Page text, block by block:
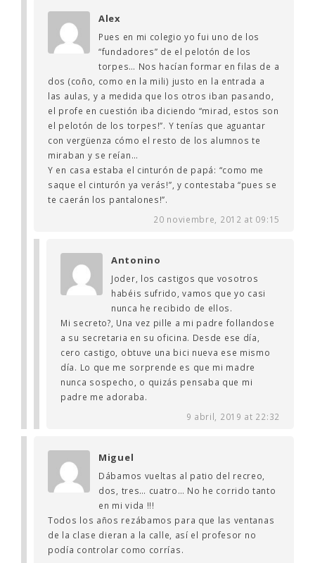
Alex
Pues en mi colegio yo fui uno de los
“fundadores” de el pelotón de los
torpes… Nos hacían formar en filas de a
dos (coño, como en la mili) justo en la entrada a
las aulas, y a medida que los otros iban pasando,
el profe en cuestión iba diciendo “mirad, estos son
el pelotón de los torpes!”. Y tenías que aguantar
con vergüenza cómo el resto de los alumnos te
miraban y se reían…
Y en casa estaba el cinturón de papá: “como me
saque el cinturón ya verás!”, y contestaba “pues se
te caerán los pantalones!”.
20 noviembre, 2012 at 09:15
Antonino
Joder, los castigos que vosotros
habéis sufrido, vamos que yo casi
nunca he recibido de ellos.
Mi secreto?, Una vez pille a mi padre follandose
a su secretaria en su oficina. Desde ese día,
cero castigo, obtuve una bici nueva ese mismo
día. Lo que me sorprende es que mi madre
nunca sospecho, o quizás pensaba que mi
padre me adoraba.
9 abril, 2019 at 22:32
Miguel
Dábamos vueltas al patio del recreo,
dos, tres… cuatro… No he corrido tanto
en mi vida !!!
Todos los años rezábamos para que las ventanas
de la clase dieran a la calle, así el profesor no
podía controlar como corrías.